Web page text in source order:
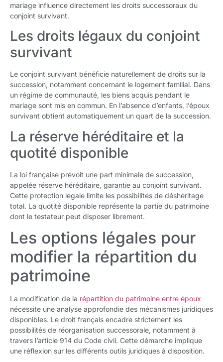
mariage influence directement les droits successoraux du
conjoint survivant.
Les droits légaux du conjoint
survivant
Le conjoint survivant bénéficie naturellement de droits sur la
succession, notamment concernant le logement familial. Dans
un régime de communauté, les biens acquis pendant le
mariage sont mis en commun. En l’absence d’enfants, l’époux
survivant obtient automatiquement un quart de la succession.
La réserve héréditaire et la
quotité disponible
La loi française prévoit une part minimale de succession,
appelée réserve héréditaire, garantie au conjoint survivant.
Cette protection légale limite les possibilités de déshéritage
total. La quotité disponible représente la partie du patrimoine
dont le testateur peut disposer librement.
Les options légales pour
modifier la répartition du
patrimoine
La modification de la répartition du patrimoine entre époux
nécessite une analyse approfondie des mécanismes juridiques
disponibles. Le droit français encadre strictement les
possibilités de réorganisation successorale, notamment à
travers l’article 914 du Code civil. Cette démarche implique
une réflexion sur les différents outils juridiques à disposition.